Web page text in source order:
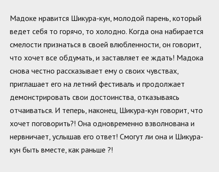
Мадоке нравится Шикура-кун, молодой парень, который
ведет себя то горячо, то холодно. Когда она набирается
смелости признаться в своей влюбленности, он говорит,
что хочет все обдумать, и заставляет ее ждать! Мадока
снова честно рассказывает ему о своих чувствах,
приглашает его на летний фестиваль и продолжает
демонстрировать свои достоинства, отказываясь
отчаиваться. И теперь, наконец, Шикура-кун говорит, что
хочет поговорить?! Она одновременно взволнована и
нервничает, услышав его ответ! Смогут ли она и Шикура-
кун быть вместе, как раньше ?!